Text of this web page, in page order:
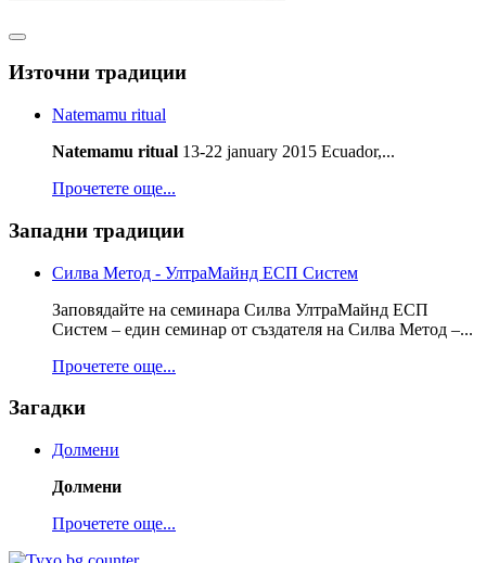
Източни традиции
Natemamu ritual
Natemamu ritual 13-22 january 2015 Ecuador,...
Прочетете още...
Западни традиции
Силва Метод - УлтраМайнд ЕСП Систем
Заповядайте на семинара Силва УлтраМайнд ЕСП
Систем – един семинар от създателя на Силва Метод –...
Прочетете още...
Загадки
Долмени
Долмени
Прочетете още...